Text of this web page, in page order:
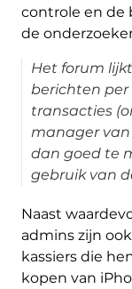
controle en de
de
Het forum
berichten per
transacties
manager van
dan goed te
gebruik van
Naast
admins zijn
kassiers die
kopen van